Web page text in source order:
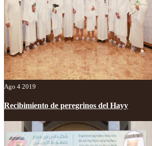
Ago 4 2019
Recibimiento de peregrinos del Hayy